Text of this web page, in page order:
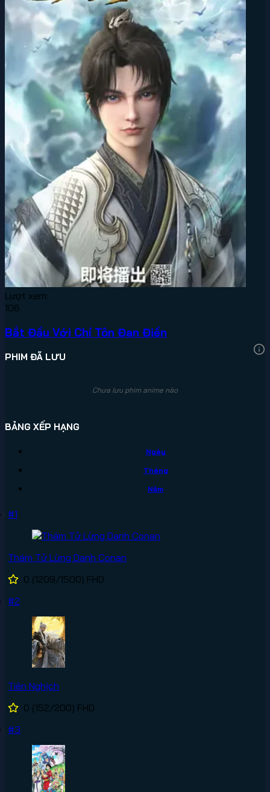
Lượt xem:
106
Bắt Đầu Với Chí Tôn Đan Điền
PHIM ĐÃ LƯU
Chưa lưu phim anime nào
BẢNG XẾP HẠNG
Ngày
Tháng
Năm
#1
Thám Tử Lừng Danh Conan
0 (1209/1500) FHD
#2
Tiên Nghịch
0 (152/200) FHD
#3